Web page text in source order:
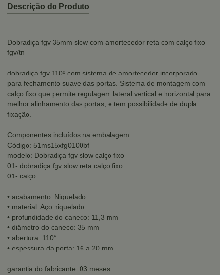
Descrição do Produto
Dobradiça fgv 35mm slow com amortecedor reta com calço fixo
fgv/tn
dobradiça fgv 110º com sistema de amortecedor incorporado
para fechamento suave das portas. Sistema de montagem com
calço fixo que permite regulagem lateral vertical e horizontal para
melhor alinhamento das portas, e tem possibilidade de dupla
fixação.
Componentes incluídos na embalagem:
Código: 51ms15xfg0100bf
modelo: Dobradiça fgv slow calço fixo
01- dobradiça fgv slow reta calço fixo
01- calço
• acabamento: Niquelado
• material: Aço niquelado
• profundidade do caneco: 11,3 mm
• diâmetro do caneco: 35 mm
• abertura: 110°
• espessura da porta: 16 a 20 mm
garantia do fabricante: 03 meses